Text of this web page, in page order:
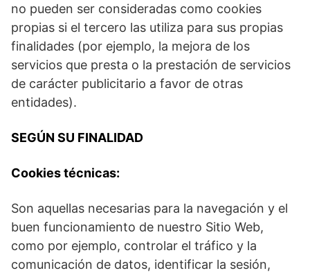
no pueden ser consideradas como cookies
propias si el tercero las utiliza para sus propias
finalidades (por ejemplo, la mejora de los
servicios que presta o la prestación de servicios
de carácter publicitario a favor de otras
entidades).
SEGÚN SU FINALIDAD
Cookies técnicas:
Son aquellas necesarias para la navegación y el
buen funcionamiento de nuestro Sitio Web,
como por ejemplo, controlar el tráfico y la
comunicación de datos, identificar la sesión,